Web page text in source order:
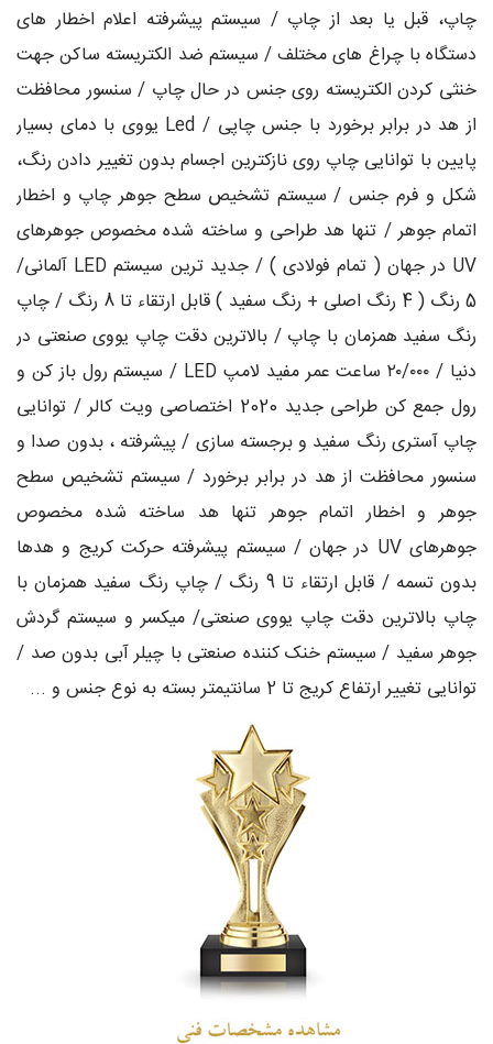
چاپ، قبل یا بعد از چاپ / سیستم پیشرفته اعلام اخطار های
دستگاه با چراغ های مختلف / سیستم ضد الکتریسته ساکن جهت
خنثی کردن الکتریسته روی جنس در حال چاپ / سنسور محافظت
از هد در برابر برخورد با جنس چاپی / Led یووی با دمای بسیار
پایین با توانایی چاپ روی نازکترین اجسام بدون تغییر دادن رنگ،
شکل و فرم جنس / سیستم تشخیص سطح جوهر چاپ و اخطار
اتمام جوهر / تنها هد طراحی و ساخته شده مخصوص جوهرهای
UV در جهان ( تمام فولادی ) / جدید ترین سیستم LED آلمانی/
5 رنگ ( 4 رنگ اصلی + رنگ سفید ) قابل ارتقاء تا 8 رنگ / چاپ
رنگ سفید همزمان با چاپ / بالاترین دقت چاپ یووی صنعتی در
دنیا / ۲۰/۰۰۰ ساعت عمر مفید لامپ LED / سیستم رول باز کن و
رول جمع کن طراحی جدید 2020 اختصاصی ویت کالر / توانایی
چاپ آستری رنگ سفید و برجسته سازی / پیشرفته ، بدون صدا و
سنسور محافظت از هد در برابر برخورد / سیستم تشخیص سطح
جوهر و اخطار اتمام جوهر تنها هد ساخته شده مخصوص
جوهرهای UV در جهان / سیستم پیشرفته حرکت کریج و هدها
بدون تسمه / قابل ارتقاء تا 9 رنگ / چاپ رنگ سفید همزمان با
چاپ بالاترین دقت چاپ یووی صنعتی/ میکسر و سیستم گردش
جوهر سفید / سیستم خنک کننده صنعتی با چیلر آبی بدون صد /
توانایی تغییر ارتفاع کریج تا 2 سانتیمتر بسته به نوع جنس و ...